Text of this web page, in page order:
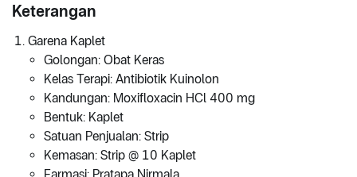
Keterangan
Garena Kaplet
Golongan: Obat Keras
Kelas Terapi: Antibiotik Kuinolon
Kandungan: Moxifloxacin HCl 400 mg
Bentuk: Kaplet
Satuan Penjualan: Strip
Kemasan: Strip @ 10 Kaplet